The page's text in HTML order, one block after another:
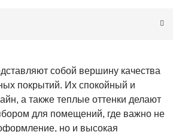
собой вершину качества
покрытий. Их спокойный и
а также теплые оттенки делают
для помещений, где важно не
но и высокая